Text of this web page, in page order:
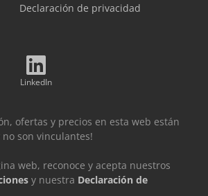
Declaración de privacidad
LinkedIn
ofertas y precios en esta web están
son vinculantes!
web, reconoce y acepta nuestros
y nuestra Declaración de